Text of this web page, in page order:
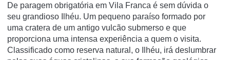
De paragem obrigatória em Vila Franca é sem dúvida o
seu grandioso Ilhéu. Um pequeno paraíso formado por
uma cratera de um antigo vulcão submerso e que
proporciona uma intensa experiência a quem o visita.
Classificado como reserva natural, o Ilhéu, irá deslumbrar